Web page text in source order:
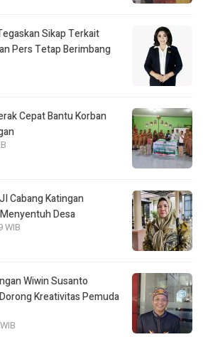
Sikap Terkait
Pers Tetap Berimbang
Cepat Bantu Korban
Cabang Katingan
Desa
WIB
Wiwin Susanto
Kreativitas Pemuda